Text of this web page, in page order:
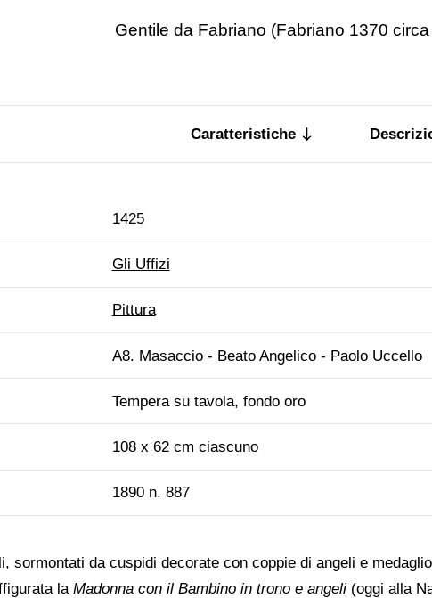
Gentile da Fabriano (Fabriano 1370
Caratteristiche
1425
Gli Uffizi
Pittura
A8. Masaccio - Beato Angelico - Paolo Uccello
Tempera su tavola, fondo oro
108 x 62 cm ciascuno
1890 n. 887
sormontati da cuspidi decorate con coppie di angeli e
laMadonna con il Bambino in trono e angeli (oggi alla